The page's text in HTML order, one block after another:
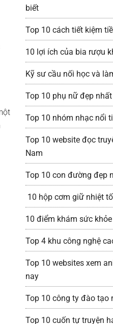
biết
Top 10 cách tiết kiệm
10 lợi ích của bia rượu
Kỹ sư cầu nối học và
Top 10 phụ nữ đẹp
Top 10 nhóm nhạc nổi
Top 10 website đọc
Nam
Top 10 con đường đẹp
10 hộp cơm giữ nhiệt
10 điểm khám sức
Top 4 khu công nghệ
Top 10 websites xem
nay
Top 10 công ty đào tạo
Top 10 cuốn tự truyện